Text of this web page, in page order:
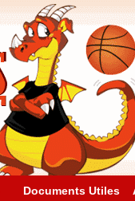
Documents Utiles